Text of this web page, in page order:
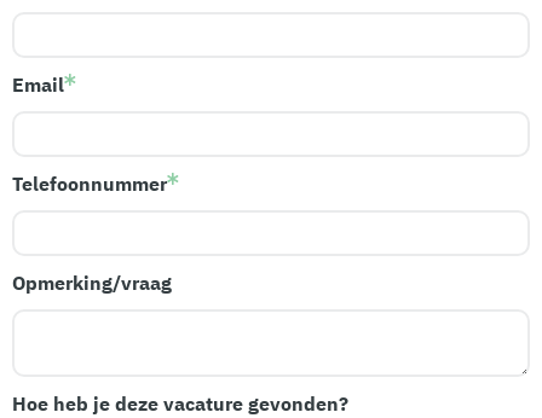
Email
Telefoonnummer
Opmerking/vraag
Hoe heb je deze vacature gevonden?